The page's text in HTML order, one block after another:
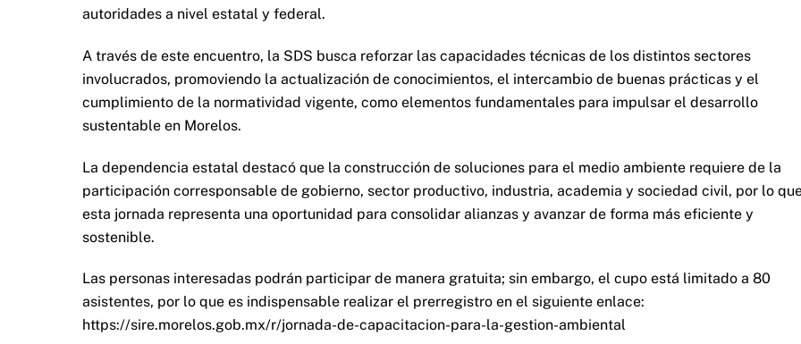
autoridades a nivel estatal y federal.
A través de este encuentro, la SDS busca reforzar las capacidades técnicas de los distintos sectores
involucrados, promoviendo la actualización de conocimientos, el intercambio de buenas prácticas y el
cumplimiento de la normatividad vigente, como elementos fundamentales para impulsar el desarrollo
sustentable en Morelos.
La dependencia estatal destacó que la construcción de soluciones para el medio ambiente requiere de la
participación corresponsable de gobierno, sector productivo, industria, academia y sociedad civil, por lo
esta jornada representa una oportunidad para consolidar alianzas y avanzar de forma más eficiente y
sostenible.
Las personas interesadas podrán participar de manera gratuita; sin embargo, el cupo está limitado a 80
asistentes, por lo que es indispensable realizar el prerregistro en el siguiente enlace:
https://sire.morelos.gob.mx/r/jornada-de-capacitacion-para-la-gestion-ambiental